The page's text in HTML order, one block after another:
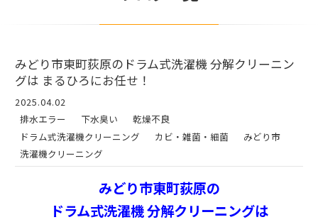
みどり市東町荻原のドラム式洗濯機 分解クリーニン
グは まるひろにお任せ！
2025.04.02
排水エラー
下水臭い
乾燥不良
ドラム式洗濯機クリーニング
カビ・雑菌・細菌
みどり市
洗濯機クリーニング
みどり市東町荻原の
ドラム式洗濯機 分解クリーニングは